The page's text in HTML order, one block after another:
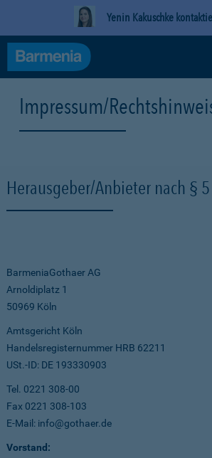
Yenin Kakuschke
Impressum/
Herausgeber/Anbieter nach § 5
BarmeniaGothaer AG
Arnoldiplatz 1
50969 Köln
Amtsgericht Köln
Handelsregisternummer HRB 62211
USt.-ID: DE 193330903
Tel. 0221 308-00
Fax 0221 308-103
E-Mail: info@gothaer.de
Vorstand: